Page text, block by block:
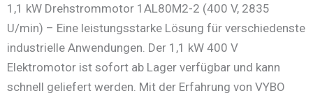
1,1 kW Drehstrommotor 1AL80M2-2 (400 V, 2835
U/min) – Eine leistungsstarke Lösung für verschiedenste
industrielle Anwendungen. Der 1,1 kW 400 V
Elektromotor ist sofort ab Lager verfügbar und kann
schnell geliefert werden. Mit der Erfahrung von VYBO